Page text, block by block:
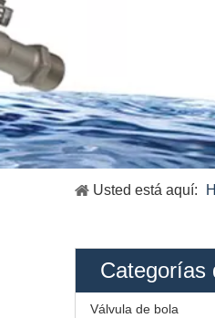
Usted está aquí:
Categorías
Válvula de bola